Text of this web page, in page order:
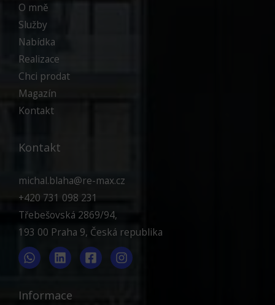
O mně
Služby
Nabídka
Realizace
Chci prodat
Magazín
Kontakt
Kontakt
michal.blaha@re-max.cz
+420 731 098 231
Třebešovská 2869/94,
193 00 Praha 9, Česká republika
Informace